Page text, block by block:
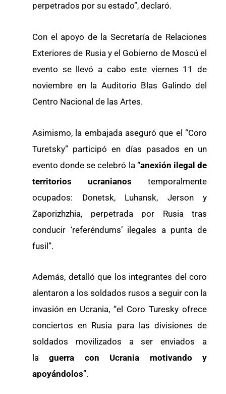
perpetrados por su estado”, declaró.
Con el apoyo de la Secretaría de Relaciones
Exteriores de Rusia y el Gobierno de Moscú el
evento se llevó a cabo este viernes 11 de
noviembre en la Auditorio Blas Galindo del
Centro Nacional de las Artes.
Asimismo, la embajada aseguró que el “Coro
Turetsky” participó en días pasados en un
evento donde se celebró la “anexión ilegal de
territorios ucranianos temporalmente
ocupados: Donetsk, Luhansk, Jerson y
Zaporizhzhia, perpetrada por Rusia tras
conducir ‘referéndums’ ilegales a punta de
fusil”.
Además, detalló que los integrantes del coro
alentaron a los soldados rusos a seguir con la
invasión en Ucrania, “el Coro Turesky ofrece
conciertos en Rusia para las divisiones de
soldados movilizados a ser enviados a
laguerra con Ucrania motivando y
apoyándolos”.